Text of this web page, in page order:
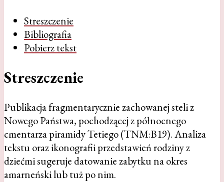
Streszczenie
Bibliografia
Pobierz tekst
Streszczenie
Publikacja fragmentarycznie zachowanej steli z
Nowego Państwa, pochodzącej z północnego
cmentarza piramidy Tetiego (TNM:B19). Analiza
tekstu oraz ikonografii przedstawień rodziny z
dziećmi sugeruje datowanie zabytku na okres
amarneński lub tuż po nim.